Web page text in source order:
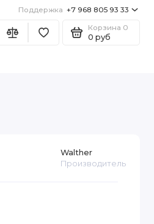
Поддержка +7 968 805 93 33
Корзина 0
0 руб
Walther
Производитель